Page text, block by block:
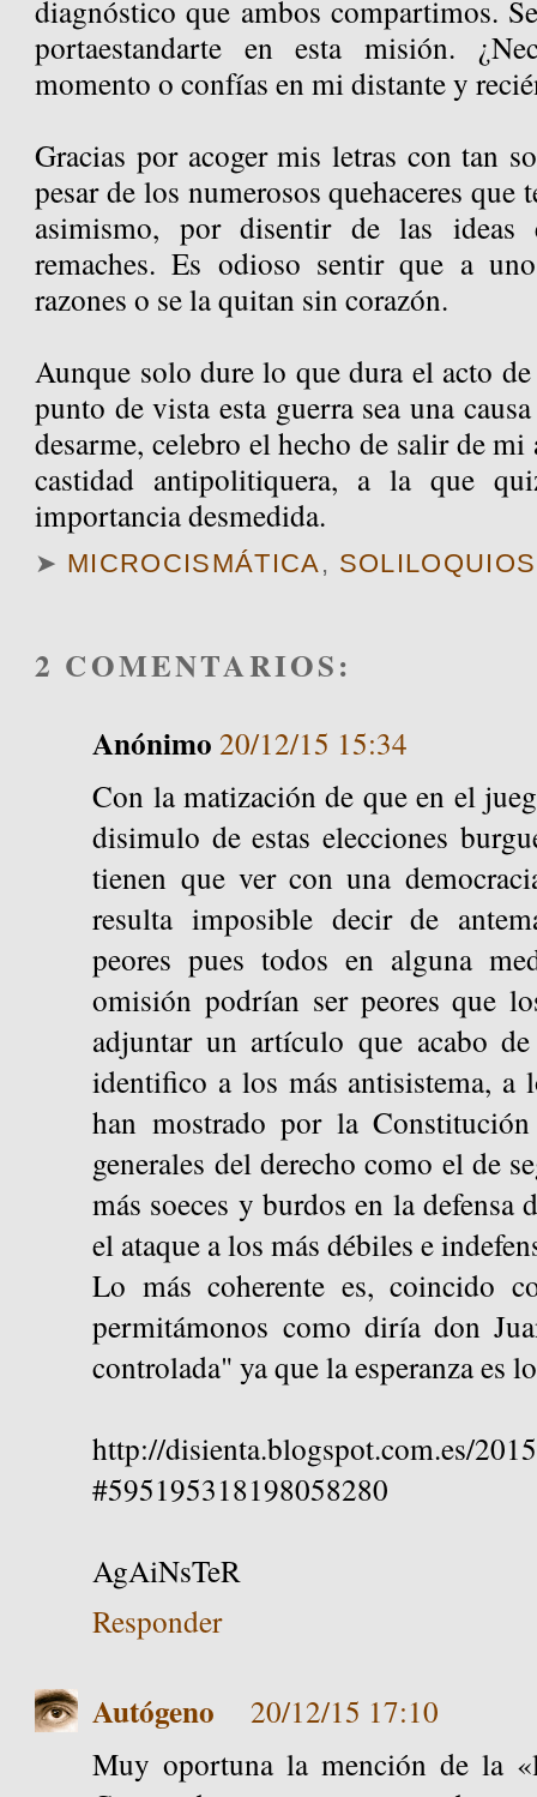
diagnóstico que ambos compartimos.
portaestandarte en esta misión.
momento o confías en mi distante y
Gracias por acoger mis letras con tan
pesar de los numerosos quehaceres
asimismo, por disentir de las ideas
remaches. Es odioso sentir que a
razones o se la quitan sin corazón.
Aunque solo dure lo que dura el acto
punto de vista esta guerra sea una
desarme, celebro el hecho de salir de
castidad antipolitiquera, a la que
importancia desmedida.
➤ MICROCISMÁTICA,
2 COMENTARIOS:
Anónimo 20/12/15 15:34
Con la matización de que en el
disimulo de estas elecciones
tienen que ver con una
resulta imposible decir de
peores pues todos en alguna
omisión podrían ser peores que
adjuntar un artículo que acabo
identifico a los más antisistema, a
han mostrado por la
generales del derecho como el de
más soeces y burdos en la
el ataque a los más débiles e
Lo más coherente es, coincido
permitámonos como diría don
controlada" ya que la esperanza es
http://disienta.blogspot.com.es/
#595195318198058280
AgAiNsTeR
Responder
Autógeno
20/12/15 17:10
Muy oportuna la mención de la